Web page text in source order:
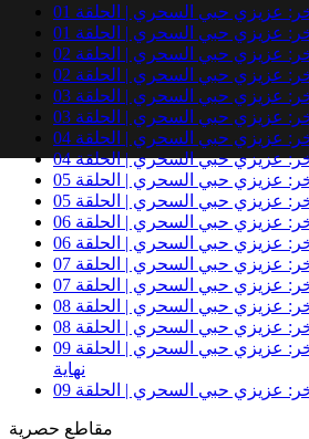
نهاية
مقاطع حصرية